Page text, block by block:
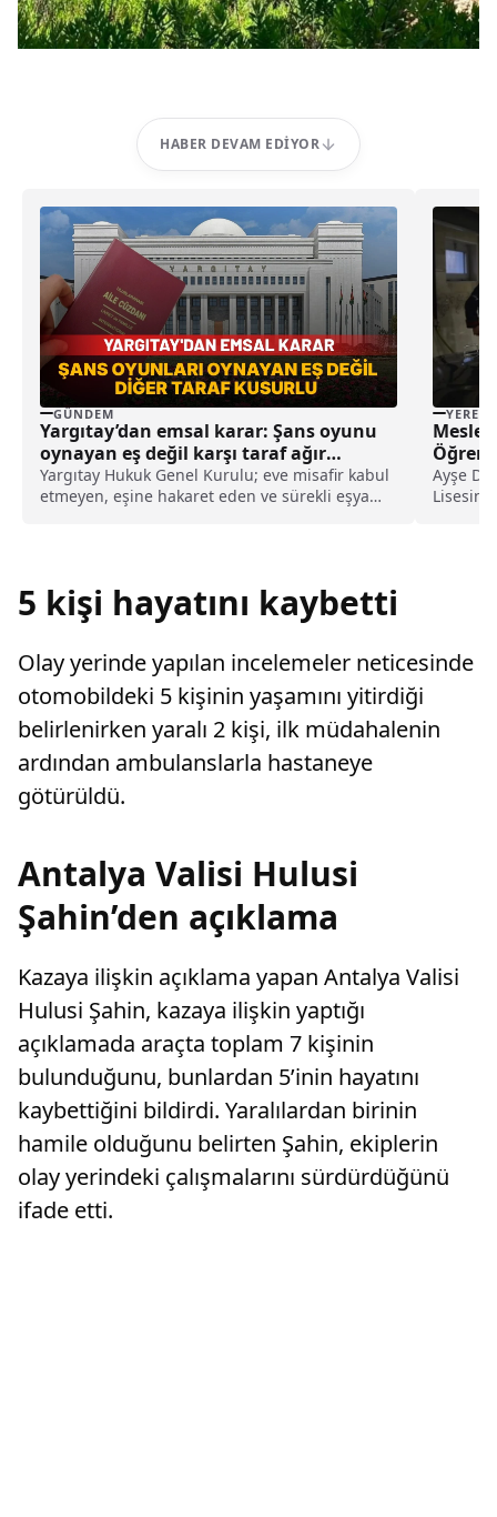
HABER DEVAM EDIYOR
GÜNDEM
Yargıtay’dan emsal karar: Şans oyunu
oynayan eş değil karşı taraf ağır
kusurlu sayıldı
Yargıtay Hukuk Genel Kurulu; eve misafir kabul
etmeyen, eşine hakaret eden ve sürekli eşya
YEREL
Ayşe
5 kişi hayatını kaybetti
Olay yerinde yapılan incelemeler neticesinde
otomobildeki 5 kişinin yaşamını yitirdiği
belirlenirken yaralı 2 kişi, ilk müdahalenin
ardından ambulanslarla hastaneye
götürüldü.
Antalya Valisi Hulusi
Şahin’den açıklama
Kazaya ilişkin açıklama yapan Antalya Valisi
Hulusi Şahin, kazaya ilişkin yaptığı
açıklamada araçta toplam 7 kişinin
bulunduğunu, bunlardan 5’inin hayatını
kaybettiğini bildirdi. Yaralılardan birinin
hamile olduğunu belirten Şahin, ekiplerin
olay yerindeki çalışmalarını sürdürdüğünü
ifade etti.